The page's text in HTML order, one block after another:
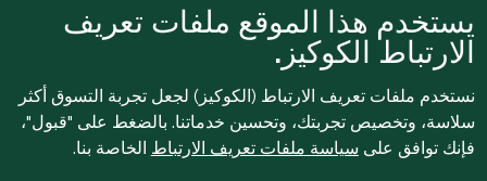
يستخدم هذا الموقع ملفات تعريف
الارتباط الكوكيز.
نستخدم ملفات تعريف الارتباط (الكوكيز) لجعل تجربة التسوق أكثر
سلاسة، وتخصيص تجربتك، وتحسين خدماتنا. بالضغط على "قبول"،
فإنك توافق على سياسة ملفات تعريف الارتباط الخاصة بنا.